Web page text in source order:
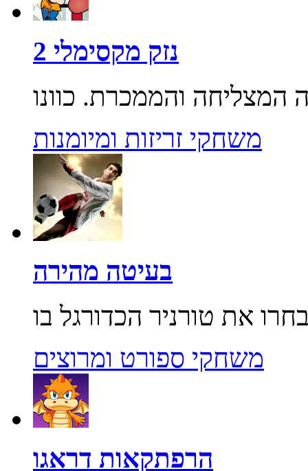
נזק מקסימלי 2
משחקי זריזות ומיומנות
בעיטה מהירה
משחקי ספורט ומרוצים
הרפתקאות דראגו